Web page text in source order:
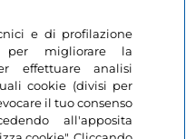
e di profilazione
per migliorare la
effettuare analisi
cookie (divisi per
il tuo consenso
all'apposita